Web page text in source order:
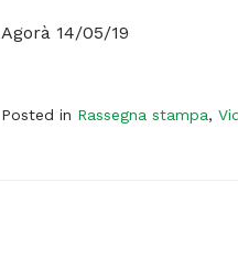
Agorà 14/05/19
Posted in Rassegna stampa,